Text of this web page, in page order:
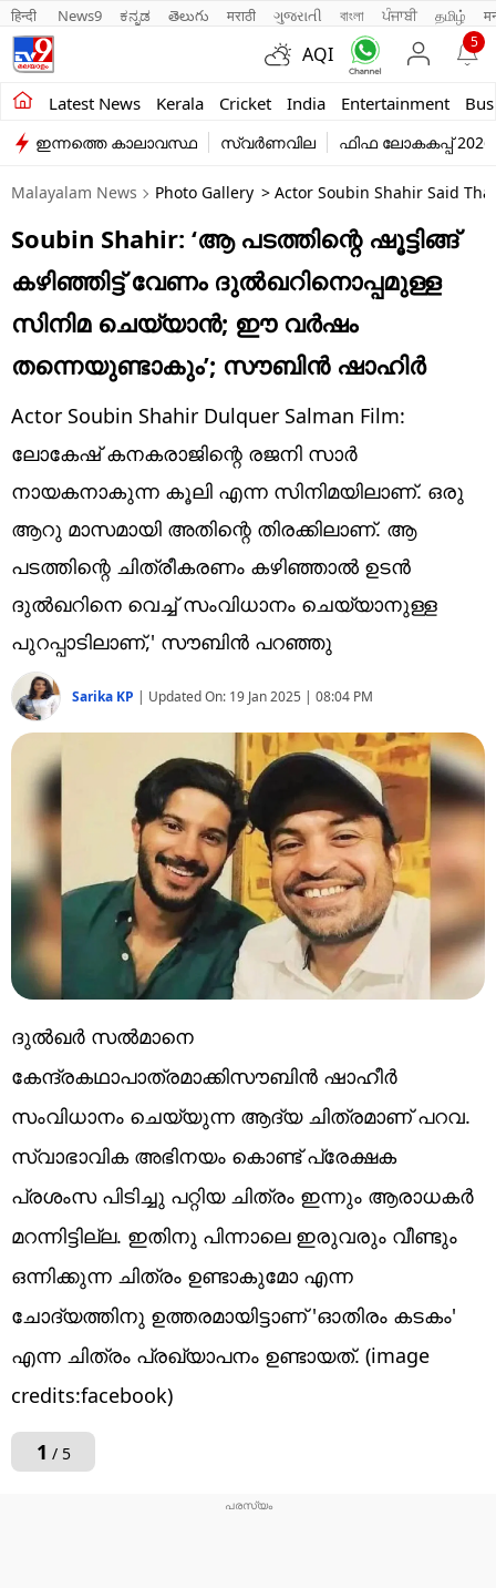
हिन्दी News9 ಕನ್ನಡ తెలుగు मराठी ગુજરાતી বাংলা ਪੰਜਾਬੀ தமிழ்
AQI
5
Latest News Kerala Cricket India Entertainment
Kerala
India
Entertainment
Business
Education
Lifestyle
world
Technology
Religion
Web Story
Photo
Short Videos
ഇന്നത്തെ കാലാവസ്ഥ സ്വർണവില ഫിഫ ലോകകപ്പ് 2026
Malayalam News Photo Gallery > Actor Soubin Shahir Said
Soubin Shahir: ‘ആ പടത്തിന്റെ ഷൂട്ടിങ്ങ്
കഴിഞ്ഞിട്ട് വേണം ദുൽഖറിനൊപ്പമുള്ള
സിനിമ ചെയ്യാൻ; ഈ വർഷം
തന്നെയുണ്ടാകും’; സൗബിൻ ഷാഹിർ
Actor Soubin Shahir Dulquer Salman Film:
ലോകേഷ് കനകരാജിന്റെ രജനി സാർ
നായകനാകുന്ന കൂലി എന്ന സിനിമയിലാണ്. ഒരു
ആറു മാസമായി അതിന്റെ തിരക്കിലാണ്. ആ
പടത്തിന്റെ ചിത്രീകരണം കഴിഞ്ഞാൽ ഉടൻ
ദുൽഖറിനെ വെച്ച് സംവിധാനം ചെയ്യാനുള്ള
പുറപ്പാടിലാണ്,' സൗബിൻ പറഞ്ഞു
Sarika KP | Updated On: 19 Jan 2025 | 08:04 PM
ദുൽഖർ സൽമാനെ
കേന്ദ്രകഥാപാത്രമാക്കിസൗബിൻ ഷാഹീർ
സംവിധാനം ചെയ്യുന്ന ആദ്യ ചിത്രമാണ് പറവ.
സ്വാഭാവിക അഭിനയം കൊണ്ട് പ്രേക്ഷക
പ്രശംസ പിടിച്ചു പറ്റിയ ചിത്രം ഇന്നും ആരാധകർ
മറന്നിട്ടില്ല. ഇതിനു പിന്നാലെ ഇരുവരും വീണ്ടും
ഒന്നിക്കുന്ന ചിത്രം ഉണ്ടാകുമോ എന്ന
ചോദ്യത്തിനു ഉത്തരമായിട്ടാണ് 'ഓതിരം കടകം'
എന്ന ചിത്രം പ്രഖ്യാപനം ഉണ്ടായത്. (image
credits:facebook)
1 / 5